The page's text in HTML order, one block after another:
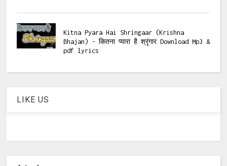
Kitna Pyara Hai Shringaar (Krishna
Bhajan) - कितना प्यारा है श्रृंगार Download Mp3 &
pdf lyrics
LIKE US